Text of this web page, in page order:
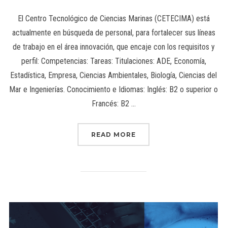
El Centro Tecnológico de Ciencias Marinas (CETECIMA) está
actualmente en búsqueda de personal, para fortalecer sus líneas
de trabajo en el área innovación, que encaje con los requisitos y
perfil: Competencias: Tareas: Titulaciones: ADE, Economía,
Estadística, Empresa, Ciencias Ambientales, Biología, Ciencias del
Mar e Ingenierías. Conocimiento e Idiomas: Inglés: B2 o superior o
Francés: B2 …
READ MORE